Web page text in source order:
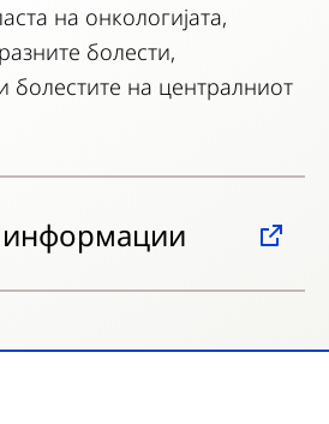
на онкологијата,
болести,
болестите на централниот